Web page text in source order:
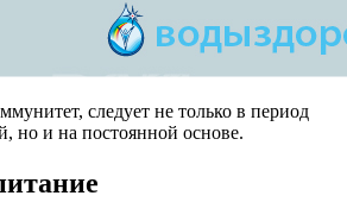
следует не только в период
но и на постоянной основе.